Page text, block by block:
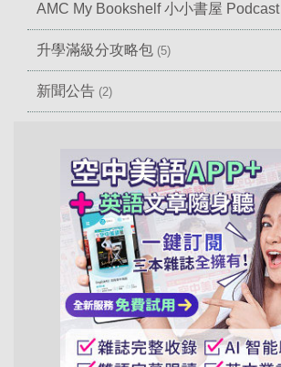
AMC My Bookshelf 小小書屋 Podcast
升學滿級分攻略包 (5)
新聞公告 (2)